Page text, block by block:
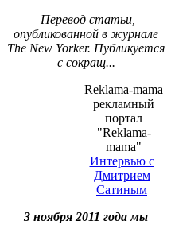
Перевод статьи,
опубликованной в журнале
The New Yorker. Публикуется
с сокращ...
Reklama-mama
рекламный
портал
"Reklama-
mama"
Интервью с
Дмитрием
Сатиным
3 ноября 2011 года мы